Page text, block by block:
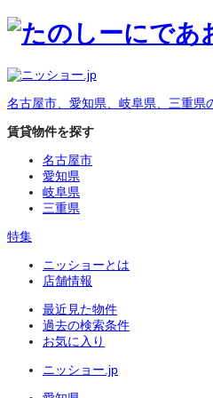
名古屋市、愛知県、岐阜県、三重県
賃貸物件を探す
名古屋市
愛知県
岐阜県
三重県
特集
ニッショーとは
店舗情報
最近見た物件
過去の検索条件
お気に入り
ニッショー.jp